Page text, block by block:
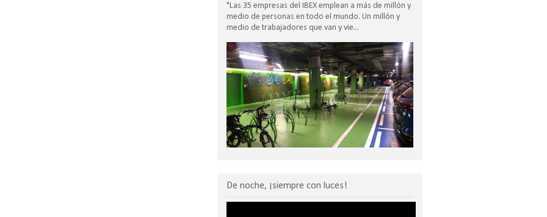
"Las 35 empresas del IBEX emplean a más de millón y
medio de personas en todo el mundo. Un millón y
medio de trabajadores que van y vie...
De noche, ¡siempre con luces!